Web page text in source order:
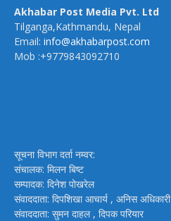
Akhabar Post Media Pvt. Ltd
Tilganga,Kathmandu, Nepal
Email: info@akhabarpost.com
Mob :+9779843092710
सूचना विभाग दर्ता नम्वर:
संचालक: मिलन बिष्ट
सम्पादक: दिनेश पोखरेल
संवाददाता: दिपशिखा आचार्य , अनिस अधिकारी
संवाददाता: सुमन दाहल , दिपक परियार